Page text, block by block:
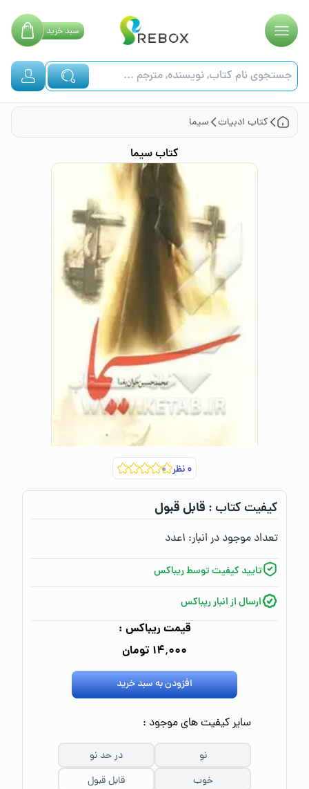
سبدخرید
کتاب ادبیات سیما
کتابسیما
۰نظر
کیفیت کتاب :‌ قابل قبول
تعداد موجود در انبار:‌ ۱عدد
تایید کیفیت توسط ریباکس
ارسال از انبار ریباکس
قیمت ریباکس :
۱۴٬۰۰۰ تومان
افزودن به سبد خرید
سایر کیفیت های موجود :
نو
در حد نو
خوب
قابل قبول